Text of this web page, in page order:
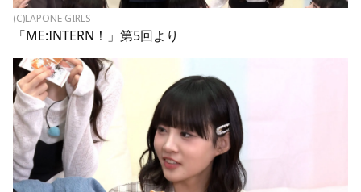
(C)LAPONE GIRLS
「ME:INTERN！」第5回より